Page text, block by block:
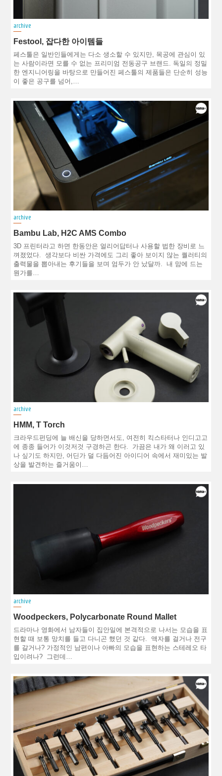
archive
Festool, 잡다한 아이템들
페스툴은 일반인들에게는 다소 생소할 수 있지만, 목공에 관심이 있
는 사람이라면 모를 수 없는 프리미엄 전동공구 브랜드. 독일의 정밀
한 엔지니어링을 바탕으로 만들어진 페스툴의 제품들은 단순히 성능
이 좋은 공구를 넘어,…
archive
Bambu Lab, H2C AMS Combo
3D 프린터라고 하면 한동안은 얼리어답터나 사용할 법한 장비로 느
껴졌었다. 생각보다 비싼 가격에도 그리 좋아 보이지 않는 퀄러티의
출력물을 뽑아내는 후기들을 보며 엄두가 안 났달까. 내 맘에 드는
뭔가를…
archive
HMM, T Torch
크라우드펀딩에 늘 배신을 당하면서도, 여전히 킥스타터나 인디고고
에 종종 들어가 이것저것 구경하곤 한다. 가끔은 내가 왜 이러고 있
나 싶기도 하지만, 어딘가 덜 다듬어진 아이디어 속에서 재미있는 발
상을 발견하는 즐거움이…
archive
Woodpeckers, Polycarbonate Round Mallet
드라마나 영화에서 남자들이 집안일에 본격적으로 나서는 모습을 표
현할 때 보통 망치를 들고 다니곤 했던 것 같다. 액자를 걸거나 전구
를 갈거나? 가정적인 남편이나 아빠의 모습을 표현하는 스테레오 타
입이려나? 그런데…